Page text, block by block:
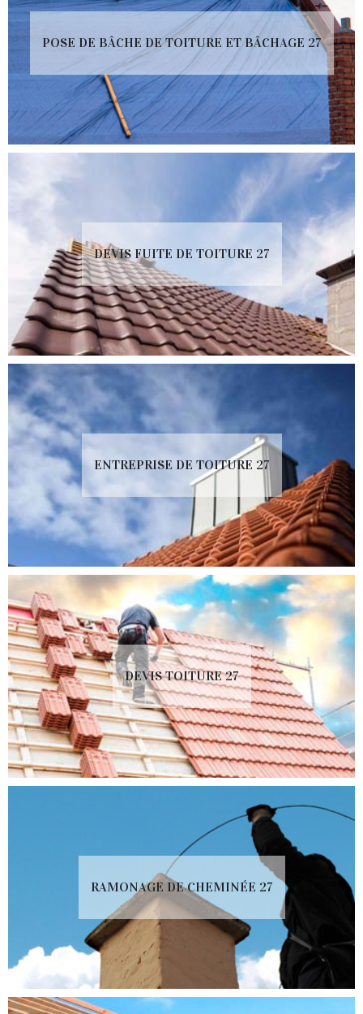
POSE DE BÂCHE DE TOITURE ET BÂCHAGE 27
DEVIS FUITE DE TOITURE 27
ENTREPRISE DE TOITURE 27
DEVIS TOITURE 27
RAMONAGE DE CHEMINÉE 27